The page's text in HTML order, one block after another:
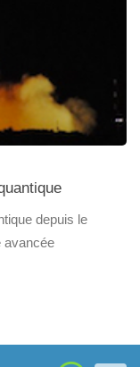
depuis le
avancée